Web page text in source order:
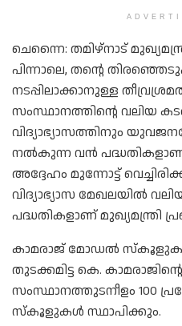
ചെന്നൈ: തമിഴ്‌നാട്
പിന്നാലെ, തന്റെ
നടപ്പിലാക്കാനുള്ള
സംസ്ഥാനത്തിന്റെ വലിയ
വിദ്യാഭ്യാസത്തിനും
നൽകുന്ന വൻ പദ്ധതികളാണ്
അദ്ദേഹം മുന്നോട്ട്
വിദ്യാഭ്യാസ മേഖലയിൽ
പദ്ധതികളാണ് മുഖ്യമന്ത്രി
കാമരാജ് മോഡൽ സ്കൂളുകൾ:
തുടക്കമിട്ട കെ.
സംസ്ഥാനത്തുടനീളം 100
സ്കൂളുകൾ സ്ഥാപിക്കും.